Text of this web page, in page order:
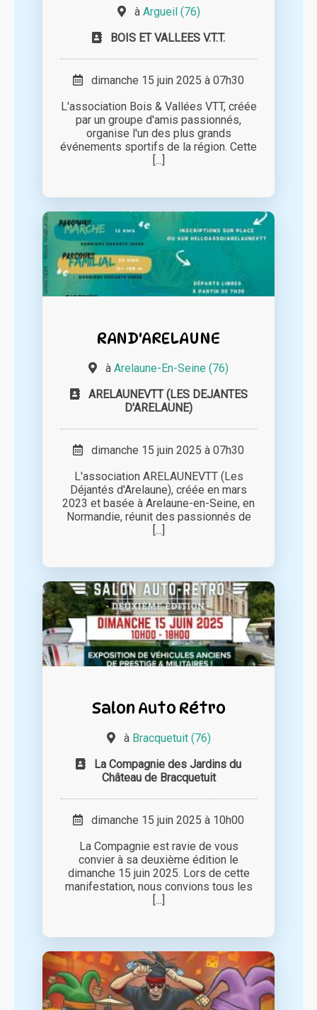
à Argueil (76)
BOIS ET VALLEES V.T.T.
dimanche 15 juin 2025 à 07h30
L'association Bois & Vallées VTT, créée
par un groupe d'amis passionnés,
organise l'un des plus grands
événements sportifs de la région. Cette
[...]
RAND'ARELAUNE
à Arelaune-En-Seine (76)
ARELAUNEVTT (LES DEJANTES
D'ARELAUNE)
dimanche 15 juin 2025 à 07h30
L'association ARELAUNEVTT (Les
Déjantés d'Arelaune), créée en mars
2023 et basée à Arelaune-en-Seine, en
Normandie, réunit des passionnés de
[...]
Salon Auto Rétro
à Bracquetuit (76)
La Compagnie des Jardins du
Château de Bracquetuit
dimanche 15 juin 2025 à 10h00
La Compagnie est ravie de vous
convier à sa deuxième édition le
dimanche 15 juin 2025. Lors de cette
manifestation, nous convions tous les
[...]